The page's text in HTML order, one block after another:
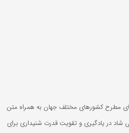
مطرح کشورهای مختلف جهان به همراه متن
در یادگیری و تقویت قدرت شنیداری برای